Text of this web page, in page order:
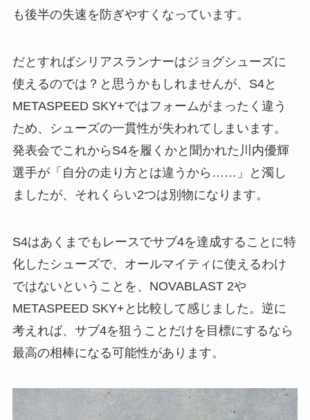
も後半の失速を防ぎやすくなっています。
だとすればシリアスランナーはジョグシューズに
使えるのでは？と思うかもしれませんが、S4と
METASPEED SKY+ではフォームがまったく違う
ため、シューズの一貫性が失われてしまいます。
発表会でこれからS4を履くかと聞かれた川内優輝
選手が「自分の走り方とは違うから……」と濁し
ましたが、それくらい2つは別物になります。
S4はあくまでもレースでサブ4を達成することに特
化したシューズで、オールマイティに使えるわけ
ではないということを、NOVABLAST 2や
METASPEED SKY+と比較して感じました。逆に
考えれば、サブ4を狙うことだけを目標にするなら
最高の相棒になる可能性があります。